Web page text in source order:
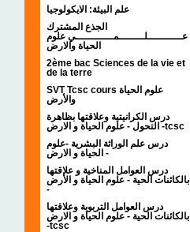
علم البيئة: الايكولوجيا
الجذع المشترك
عـــــــــــلــــــــمــــــــــــي علوم
الحياة والارض
2ème bac Sciences de la vie et
de la terre
SVT Tcsc cours علوم الحياة
والأرض
درس الكرانيتية وعلاقتها بظاهرة
التحول - علوم الحياة و الارض -tcsc
درس علم الوراثة البشرية -علوم
الحياة و الارض -
درس العوامل المناخية و علاقتها
بالكائنات الحية - علوم الحياة و الأرض
-
درس العوامل التربوية وعلاقتها
بالكائنات الحية - علوم الحياة و الارض
-tcsc